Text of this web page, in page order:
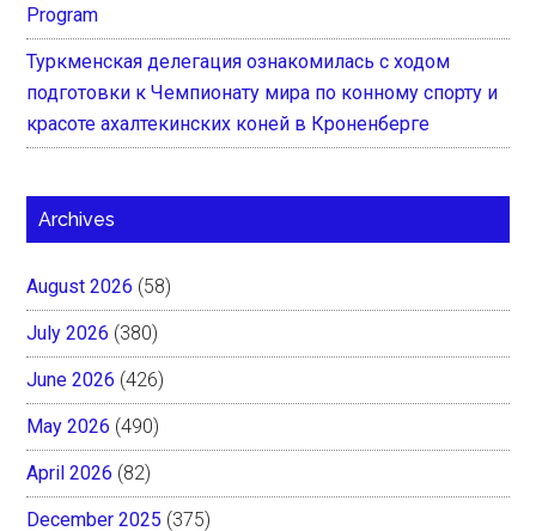
Program
Туркменская делегация ознакомилась с ходом
подготовки к Чемпионату мира по конному спорту и
красоте ахалтекинских коней в Кроненберге
Archives
August 2026 (58)
July 2026 (380)
June 2026 (426)
May 2026 (490)
April 2026 (82)
December 2025 (375)